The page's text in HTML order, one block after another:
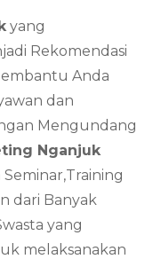
yang
Rekomendasi
Anda
dan
Mengundang
Nganjuk
dari Banyak
yang
melaksanakan